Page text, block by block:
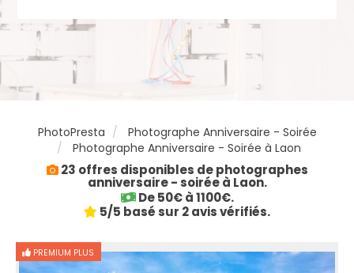
PhotoPresta
Photographe Anniversaire - Soirée
Photographe Anniversaire - Soirée à Laon
23 offres disponibles de photographes
anniversaire - soirée à Laon.
De 50€ à 1100€.
5/5 basé sur 2 avis vérifiés.
PREMIUM PLUS